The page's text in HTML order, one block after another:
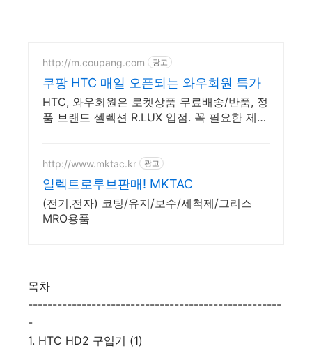
http://m.coupang.com 광고
쿠팡 HTC 매일 오픈되는 와우회원 특가
HTC, 와우회원은 로켓상품 무료배송/반품, 정
품 브랜드 셀렉션 R.LUX 입점. 꼭 필요한 제품
http://www.mktac.kr 광고
일렉트로루브판매! MKTAC
(전기,전자) 코팅/유지/보수/세척제/그리스
MRO용품
목차
----------------------------------------------------
-
1. HTC HD2 구입기 (1)